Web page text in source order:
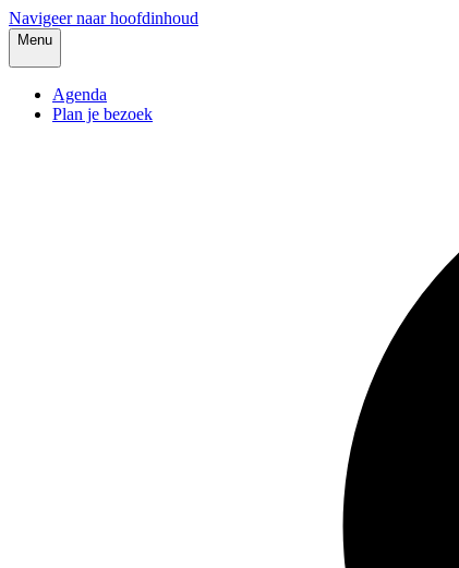
Navigeer naar hoofdinhoud
Menu
Agenda
Plan je bezoek